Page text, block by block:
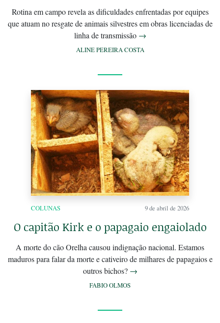
Rotina em campo revela as dificuldades enfrentadas por equipes
que atuam no resgate de animais silvestres em obras licenciadas de
linha de transmissão →
ALINE PEREIRA COSTA
COLUNAS 9 de abril de 2026
O capitão Kirk e o papagaio engaiolado
A morte do cão Orelha causou indignação nacional. Estamos
maduros para falar da morte e cativeiro de milhares de papagaios e
outros bichos? →
FABIO OLMOS